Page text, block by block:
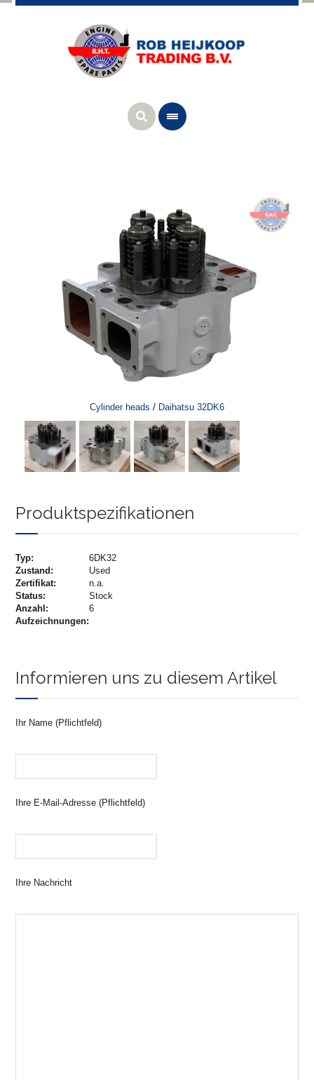
Cylinder heads / Daihatsu 32DK6
Produktspezifikationen
Typ:
6DK32
Zustand:
Used
Zertifikat:
n.a.
Status:
Stock
Anzahl:
6
Aufzeichnungen:
Informieren uns zu diesem Artikel
Ihr Name (Pflichtfeld)
Ihre E-Mail-Adresse (Pflichtfeld)
Ihre Nachricht